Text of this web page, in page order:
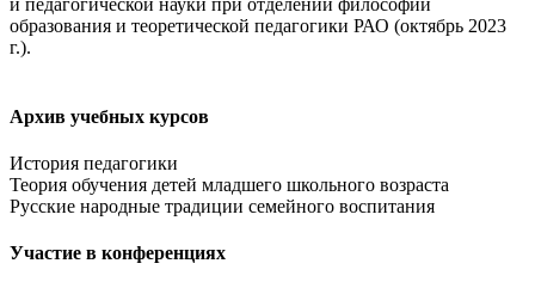
и педагогической науки при отделении философии
образования и теоретической педагогики РАО (октябрь 2023
г.).
Архив учебных курсов
История педагогики
Теория обучения детей младшего школьного возраста
Русские народные традиции семейного воспитания
Участие в конференциях